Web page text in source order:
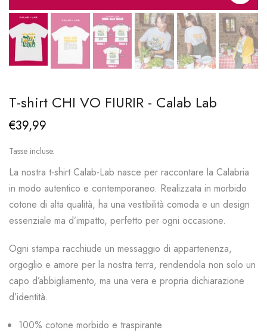
T-shirt CHI VO FIURIR - Calab Lab
€39,99
Tasse incluse.
La nostra t-shirt Calab-Lab nasce per raccontare la Calabria
in modo autentico e contemporaneo. Realizzata in morbido
cotone di alta qualità, ha una vestibilità comoda e un design
essenziale ma d’impatto, perfetto per ogni occasione.
Ogni stampa racchiude un messaggio di appartenenza,
orgoglio e amore per la nostra terra, rendendola non solo un
capo d’abbigliamento, ma una vera e propria dichiarazione
d’identità.
100% cotone morbido e traspirante